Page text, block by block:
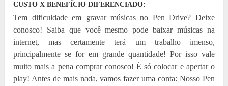
CUSTO X BENEFÍCIO DIFERENCIADO:
Tem dificuldade em gravar músicas no Pen Drive? Deixe
conosco! Saiba que você mesmo pode baixar músicas na
internet, mas certamente terá um trabalho imenso,
principalmente se for em grande quantidade! Por isso vale
muito mais a pena comprar conosco! É só colocar e apertar o
play! Antes de mais nada, vamos fazer uma conta: Nosso Pen